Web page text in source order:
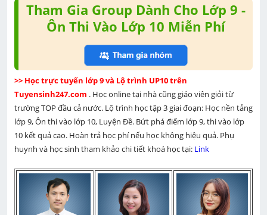
Tham Gia Group Dành Cho Lớp 9 -
Ôn Thi Vào Lớp 10 Miễn Phí
>> Học trực tuyến lớp 9 và Lộ trình UP10 trên
Tuyensinh247.com . Học online tại nhà cũng giáo viên giỏi từ
trường TOP đầu cả nước. Lộ trình học tập 3 giai đoạn: Học nền tảng
lớp 9, Ôn thi vào lớp 10, Luyện Đề. Bứt phá điểm lớp 9, thi vào lớp
10 kết quả cao. Hoàn trả học phí nếu học không hiệu quả. Phụ
huynh và học sinh tham khảo chi tiết khoá học tại: Link